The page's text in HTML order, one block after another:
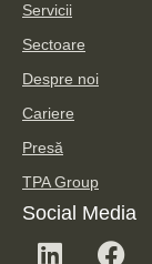
Servicii
Sectoare
Despre noi
Cariere
Presă
TPA Group
Social Media